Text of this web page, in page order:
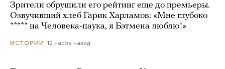
Зрители обрушили его рейтинг еще до премьеры.
Озвучивший хлеб Гарик Харламов: «Мне глубоко
***** на Человека-паука, я Бэтмена люблю!»
ИСТОРИИ 12 часов назад